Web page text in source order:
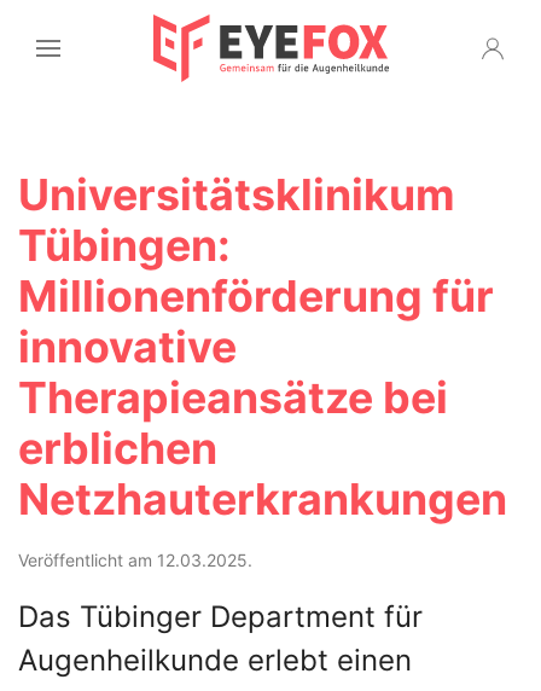
Universitätsklinikum
Tübingen:
Millionenförderung für
innovative
Therapieansätze bei
erblichen
Netzhauterkrankungen
Veröffentlicht am 12.03.2025.
Das Tübinger Department für
Augenheilkunde erlebt einen